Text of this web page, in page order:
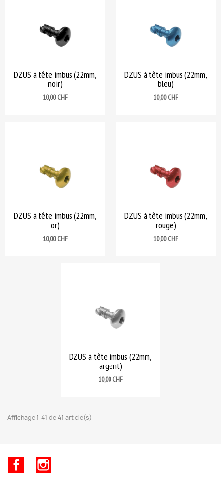
DZUS à tête imbus (22mm,
noir)
Prix
10,00 CHF
DZUS à tête imbus (22mm,
bleu)
Prix
10,00 CHF
DZUS à tête imbus (22mm,
or)
Prix
10,00 CHF
DZUS à tête imbus (22mm,
rouge)
Prix
10,00 CHF
DZUS à tête imbus (22mm,
argent)
Prix
10,00 CHF
Affichage 1-41 de 41 article(s)
Facebook